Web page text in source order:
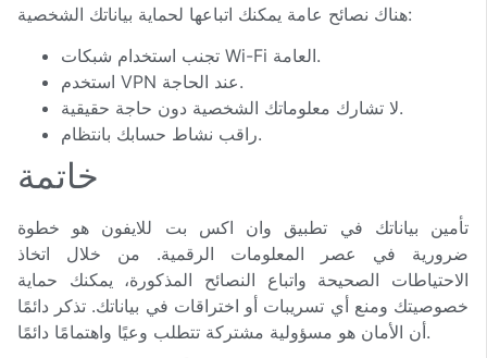
هناك نصائح عامة يمكنك اتباعها لحماية بياناتك الشخصية:
تجنب استخدام شبكات Wi-Fi العامة.
استخدم VPN عند الحاجة.
لا تشارك معلوماتك الشخصية دون حاجة حقيقية.
راقب نشاط حسابك بانتظام.
خاتمة
تأمين بياناتك في تطبيق وان اكس بت للايفون هو خطوة
ضرورية في عصر المعلومات الرقمية. من خلال اتخاذ
الاحتياطات الصحيحة واتباع النصائح المذكورة، يمكنك حماية
خصوصيتك ومنع أي تسريبات أو اختراقات في بياناتك. تذكر دائمًا
أن الأمان هو مسؤولية مشتركة تتطلب وعيًا واهتمامًا دائمًا.